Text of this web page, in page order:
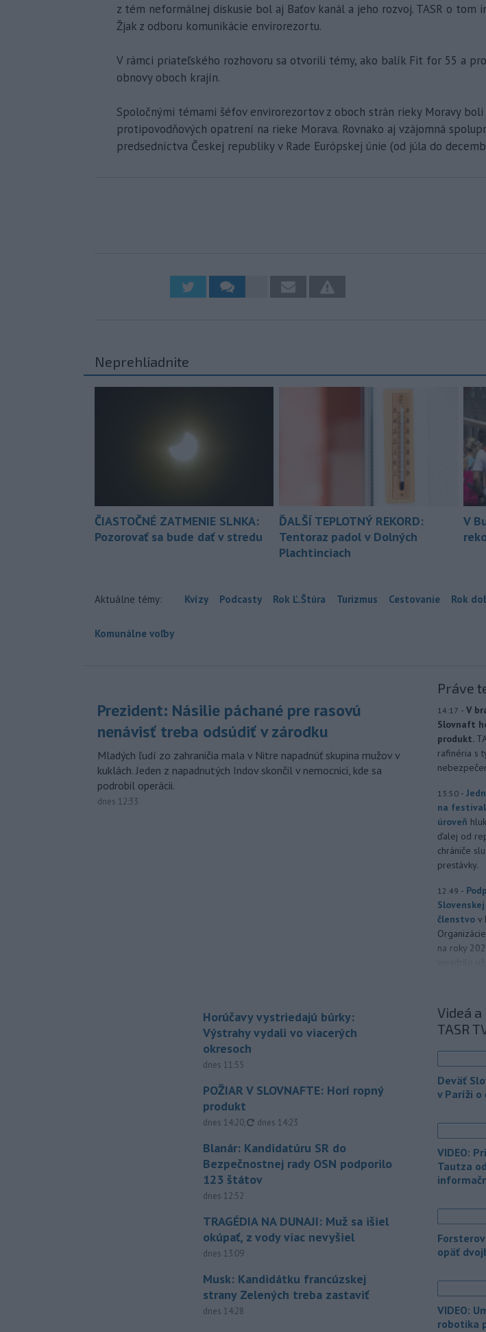
z tém neformálnej diskusie bol aj Baťov kanál a jeho rozvoj. TASR o tom
Žjak z odboru komunikácie envirorezortu.
V rámci priateľského rozhovoru sa otvorili témy, ako balík Fit for 55 a
obnovy oboch krajín.
Spoločnými témami šéfov envirorezortov z oboch strán rieky Moravy
protipovodňových opatrení na rieke Morava. Rovnako aj vzájomná
predsedníctva Českej republiky v Rade Európskej únie (od júla do
Neprehliadnite
ČIASTOČNÉ ZATMENIE SLNKA:
Pozorovať sa bude dať v stredu
ĎALŠÍ TEPLOTNÝ REKORD:
Tentoraz padol v Dolných
Plachtinciach
V
Aktuálne témy: Kvízy Podcasty Rok Ľ.Štúra Turizmus Cestovanie Rok
Komunálne voľby
Prezident: Násilie páchané pre rasovú
nenávisť treba odsúdiť v zárodku
Mladých ľudí zo zahraničia mala v Nitre napadnúť skupina mužov v
kuklách. Jeden z napadnutých Indov skončil v nemocnici, kde sa
podrobil operácii.
dnes 12:33
Horúčavy vystriedajú búrky:
Výstrahy vydali vo viacerých
okresoch
dnes 11:55
POŽIAR V SLOVNAFTE: Horí ropný
produkt
dnes 14:20, aktualizované
dnes 14:23
Blanár: Kandidatúru SR do
Bezpečnostnej rady OSN podporilo
123 štátov
dnes 12:52
TRAGÉDIA NA DUNAJI: Muž sa išiel
okúpať, z vody viac nevyšiel
dnes 13:09
Musk: Kandidátku francúzskej
strany Zelených treba zastaviť
dnes 14:28
Práve
14:17 - V
Slovnaft
produkt.
rafinéria s
13:50 -
na
úroveň
ďalej od
chrániče
prestávky.
12:49 -
členstvo v
na roky
nenávisť
inému
Na
cudzincov
SR Peter
12:26 -
parlament
vyvolali v
zosuvy
varuje v
viacerých
Videá
TASR
Deväť
v Paríži o
VIDEO:
Tautza
opäť
VIDEO:
robotika